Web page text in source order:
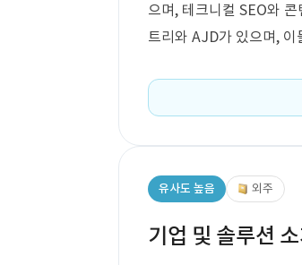
으며, 테크니컬 SEO와
트리와 AJD가 있으며,
유사도 높음 외주
기업 및 솔루션